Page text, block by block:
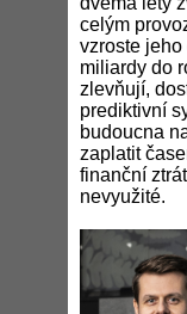
celým
vzroste
miliardy do
zlevňují,
prediktivní
budoucna
zaplatit
finanční
nevyužité.